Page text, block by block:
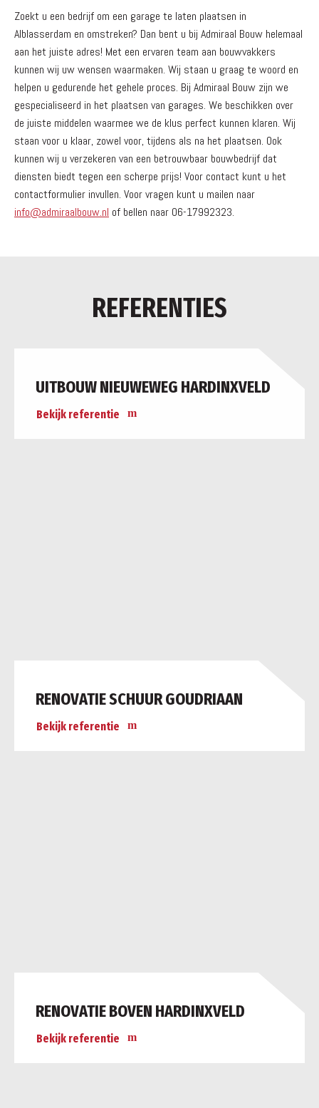
Zoekt u een bedrijf om een garage te laten plaatsen in
Alblasserdam en omstreken? Dan bent u bij Admiraal Bouw helemaal
aan het juiste adres! Met een ervaren team aan bouwvakkers
kunnen wij uw wensen waarmaken. Wij staan u graag te woord en
helpen u gedurende het gehele proces. Bij Admiraal Bouw zijn we
gespecialiseerd in het plaatsen van garages. We beschikken over
de juiste middelen waarmee we de klus perfect kunnen klaren. Wij
staan voor u klaar, zowel voor, tijdens als na het plaatsen. Ook
kunnen wij u verzekeren van een betrouwbaar bouwbedrijf dat
diensten biedt tegen een scherpe prijs! Voor contact kunt u het
contactformulier invullen. Voor vragen kunt u mailen naar
info@admiraalbouw.nl of bellen naar 06-17992323.
REFERENTIES
UITBOUW NIEUWEWEG HARDINXVELD
Bekijk referentie
RENOVATIE SCHUUR GOUDRIAAN
Bekijk referentie
RENOVATIE BOVEN HARDINXVELD
Bekijk referentie